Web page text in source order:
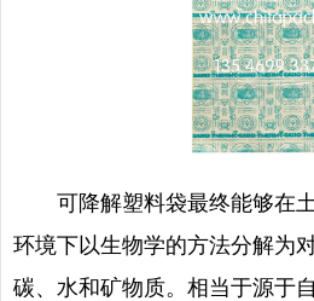
可降解塑料袋最终能够在
环境下以生物学的方法分解为
碳、水和矿物质。相当于源于